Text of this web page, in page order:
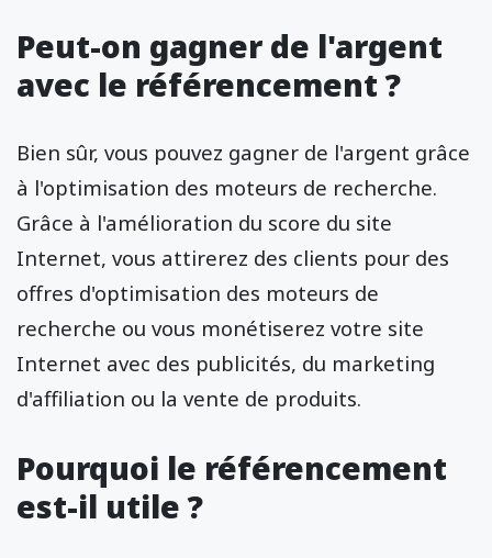
Peut-on gagner de l'argent
avec le référencement ?
Bien sûr, vous pouvez gagner de l'argent grâce
à l'optimisation des moteurs de recherche.
Grâce à l'amélioration du score du site
Internet, vous attirerez des clients pour des
offres d'optimisation des moteurs de
recherche ou vous monétiserez votre site
Internet avec des publicités, du marketing
d'affiliation ou la vente de produits.
Pourquoi le référencement
est-il utile ?